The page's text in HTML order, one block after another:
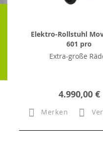
Elektro-Rollstuhl
601 pro
Extra-große
4.990,00 €
Merken